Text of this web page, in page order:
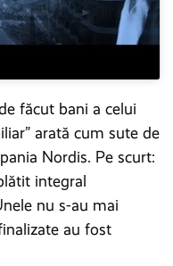
făcut bani a celui
arată cum sute de
Nordis. Pe scurt:
integral
nu s-au mai
au fost